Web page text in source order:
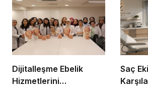
Dijitalleşme Ebelik
Hizmetlerini
Saç